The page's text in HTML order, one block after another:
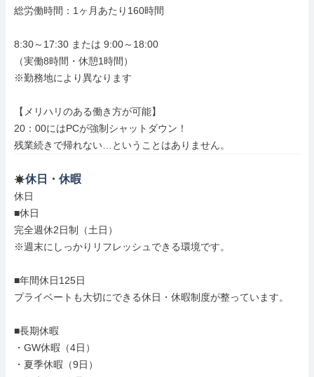
総労働時間：1ヶ月あたり160時間
8:30～17:30 または 9:00～18:00
（実働8時間・休憩1時間）
※勤務地により異なります
【メリハリのある働き方が可能】
20：00にはPCが強制シャットダウン！
残業続きで帰れない…ということはありません。
休日・休暇
休日
■休日
完全週休2日制（土日）
※週末にしっかりリフレッシュできる環境です。
■年間休日125日
プライベートも大切にできる休日・休暇制度が整っています。
■長期休暇
・GW休暇（4日）
・夏季休暇（9日）